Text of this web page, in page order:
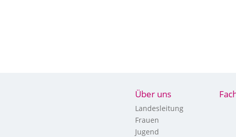
Über uns
Landesleitung
Frauen
Jugend